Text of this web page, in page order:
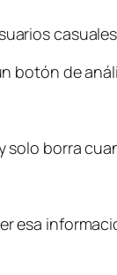
botón de
solo borra
esa